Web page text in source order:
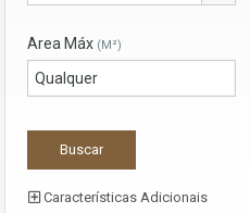
Area Máx (M²)
Características Adicionais